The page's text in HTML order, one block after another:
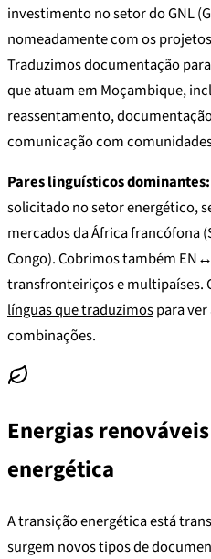
investimento no setor do GNL
nomeadamente com os
Traduzimos documentação
que atuam em Moçambique,
reassentamento,
comunicação com
Pares linguísticos dominantes:
solicitado no setor energético,
mercados da África francófona
Congo). Cobrimos também
transfronteiriços e multipaíses.
línguas que traduzimospara
combinações.
Energias
energética
A transição energética está
surgem novos tipos de